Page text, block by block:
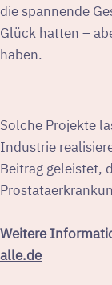
die spannende
Glück hatten –
haben.
Solche Projekte
Industrie
Beitrag geleistet,
Weitere
alle.de